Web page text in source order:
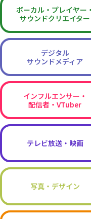
ボーカル・ プレイヤー・
サウンドクリエイター
デジタル
サウンドメディア
インフルエンサー・
配信者・VTuber
テレビ放送・映画
写真・デザイン